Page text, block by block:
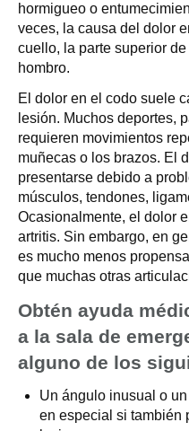
hormigueo o
veces, la causa del dolor
cuello, la parte superior
hombro.
El dolor en el codo suele
lesión. Muchos deportes,
requieren movimientos
muñecas o los brazos. El
presentarse debido a
músculos, tendones,
Ocasionalmente, el dolor
artritis. Sin embargo, en
es mucho menos
que muchas otras
Obtén ayuda
a la sala de
alguno de los
Un ángulo inusual o
en especial si también